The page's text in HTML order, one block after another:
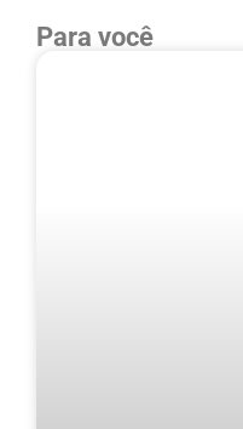
Para você